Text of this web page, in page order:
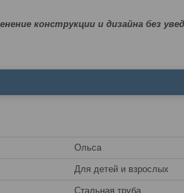
конструкции и дизайна без
Ольса
Для детей и взрослых
Стальная труба